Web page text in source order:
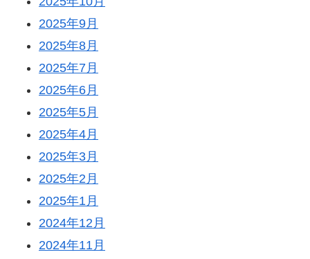
2025年9月
2025年8月
2025年7月
2025年6月
2025年5月
2025年4月
2025年3月
2025年2月
2025年1月
2024年12月
2024年11月